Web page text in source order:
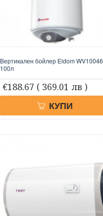
Вертикален бойлер Eldom WV10046
100л
€188.67 ( 369.01 лв )
КУПИ